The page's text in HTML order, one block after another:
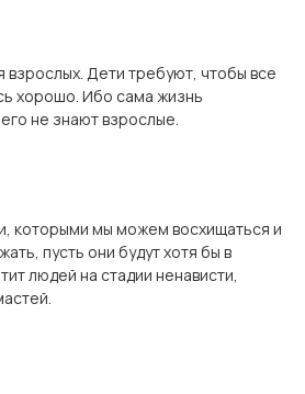
взрослых. Дети требуют, чтобы все
хорошо. Ибо сама жизнь
не знают взрослые.
которыми мы можем восхищаться и
пусть они будут хотя бы в
людей на стадии ненависти,